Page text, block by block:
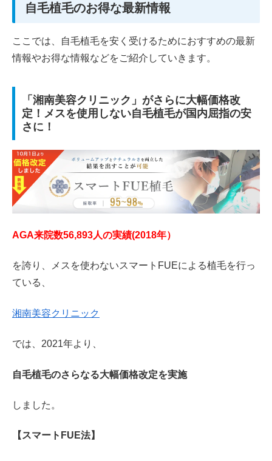
自毛植毛のお得な最新情報
ここでは、自毛植毛を安く受けるためにおすすめの最新
情報やお得な情報などをご紹介していきます。
「湘南美容クリニック」がさらに大幅価格改
定！メスを使用しない自毛植毛が国内屈指の安
さに！
AGA来院数56,893人の実績(2018年）
を誇り、メスを使わないスマートFUEによる植毛を行っ
ている、
湘南美容クリニック
では、2021年より、
自毛植毛のさらなる大幅価格改定を実施
しました。
【スマートFUE法】